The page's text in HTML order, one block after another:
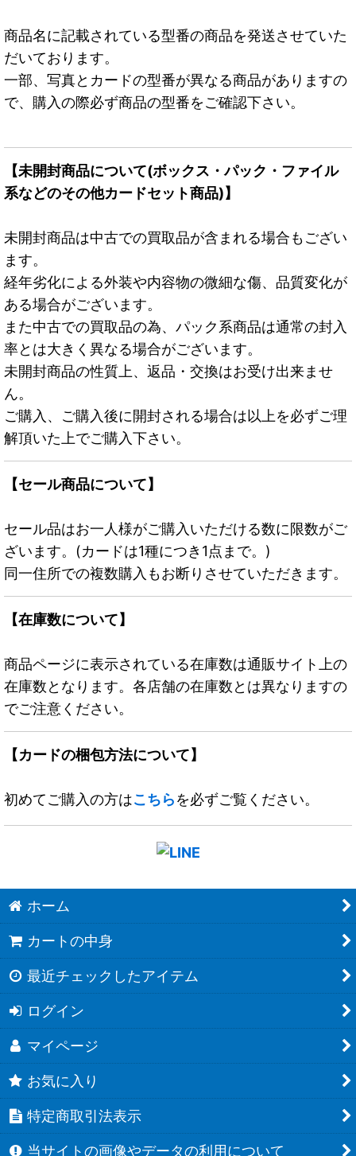
商品名に記載されている型番の商品を発送させていた
だいております。
一部、写真とカードの型番が異なる商品がありますの
で、購入の際必ず商品の型番をご確認下さい。
【未開封商品について(ボックス・パック・ファイル
系などのその他カードセット商品)】
未開封商品は中古での買取品が含まれる場合もござい
ます。
経年劣化による外装や内容物の微細な傷、品質変化が
ある場合がございます。
また中古での買取品の為、パック系商品は通常の封入
率とは大きく異なる場合がございます。
未開封商品の性質上、返品・交換はお受け出来ませ
ん。
ご購入、ご購入後に開封される場合は以上を必ずご理
解頂いた上でご購入下さい。
【セール商品について】
セール品はお一人様がご購入いただける数に限数がご
ざいます。(カードは1種につき1点まで。)
同一住所での複数購入もお断りさせていただきます。
【在庫数について】
商品ページに表示されている在庫数は通販サイト上の
在庫数となります。各店舗の在庫数とは異なりますの
でご注意ください。
【カードの梱包方法について】
初めてご購入の方はこちらを必ずご覧ください。
ホーム
カートの中身
最近チェックしたアイテム
ログイン
マイページ
お気に入り
特定商取引法表示
当サイトの画像やデータの利用について